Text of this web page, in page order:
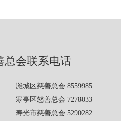
总会联系电话
潍城区慈善总会 8559985
寒亭区慈善总会 7278033
寿光市慈善总会 5290282